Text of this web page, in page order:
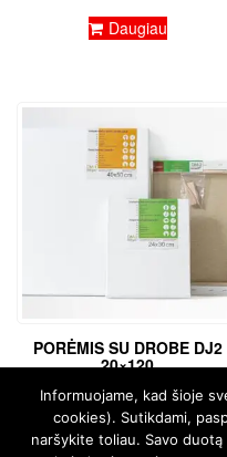
Daugiau
PORĖMIS SU DROBE DJ2
20×120
€16,17
Daugiau
Informuojame, kad šioje
cookies). Sutikdami,
naršykite toliau. Savo